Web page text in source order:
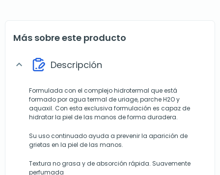
Más sobre este producto
expand_more Descripción
Formulada con el complejo hidrotermal que está
formado por agua termal de uriage, parche H2O y
aquaxil. Con esta exclusiva formulación es capaz de
hidratar la piel de las manos de forma duradera.
Su uso continuado ayuda a prevenir la aparición de
grietas en la piel de las manos.
Textura no grasa y de absorción rápida. Suavemente
perfumada